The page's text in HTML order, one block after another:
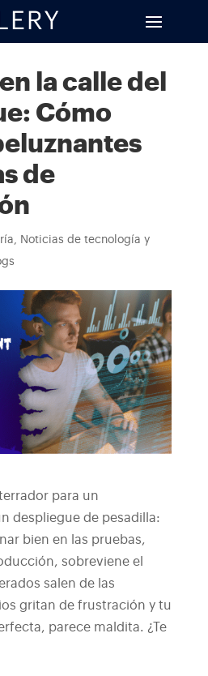
la calle del
Cómo
de
, Noticias de tecnología y
para un
despliegue de pesadilla:
bien en las pruebas,
sobreviene el
salen de las
gritan de frustración y tu
parece maldita. ¿Te